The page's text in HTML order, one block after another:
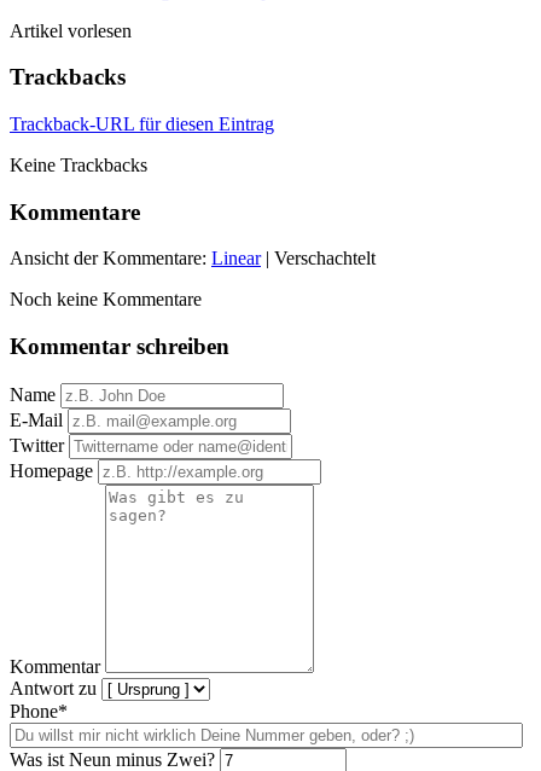
Artikel vorlesen
Trackbacks
Trackback-URL für diesen Eintrag
Keine Trackbacks
Kommentare
Ansicht der Kommentare: Linear| Verschachtelt
Noch keine Kommentare
Kommentar schreiben
Name
E-Mail
Twitter
Homepage
Kommentar
Antwort zu
Phone*
Was ist Neun minus Zwei?